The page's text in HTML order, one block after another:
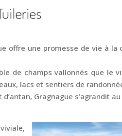
offre une promesse de vie à
de champs vallonnés que le
lacs et sentiers de
Gragnague s’agrandit